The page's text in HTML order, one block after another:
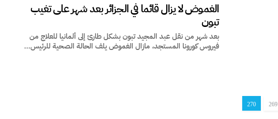
الغموض لا يزال قائما في الجزائر بعد شهر على تغيب
تبون
بعد شهر من نقل عبد المجيد تبون بشكل طارئ إلى ألمانيا للعلاج من
فيروس كورونا المستجد، مازال الغموض يلف الحالة الصحية للرئيس…
269
270
لو فُتحت الحدود بين المغرب وأوروبا… هل
سيختار المغاربة…
حين تصبح الهجرة صرخة اجتماعية: لماذا
السياحة من رافعة للاقتصاد…